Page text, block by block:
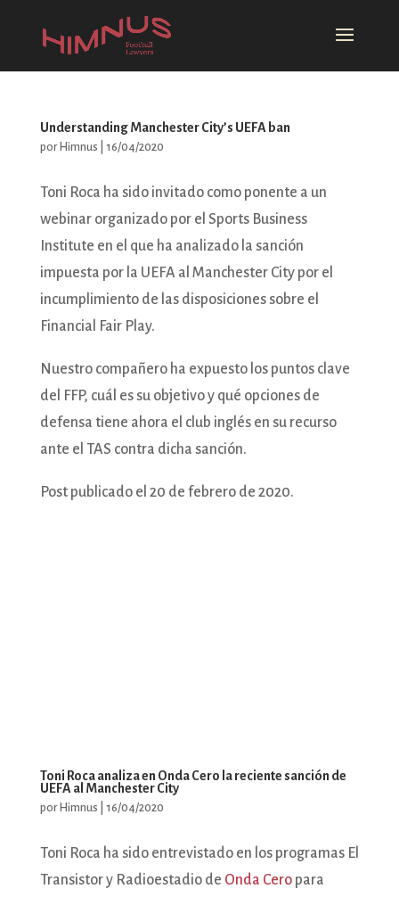
Understanding Manchester City’s UEFA ban
por Himnus 16/04/2020
Toni Roca ha sido invitado como ponente a un
webinar organizado por el Sports Business
Institute en el que ha analizado la sanción
impuesta por la UEFA al Manchester City por el
incumplimiento de las disposiciones sobre el
Financial Fair Play.
Nuestro compañero ha expuesto los puntos clave
del FFP, cuál es su objetivo y qué opciones de
defensa tiene ahora el club inglés en su recurso
ante el TAS contra dicha sanción.
Post publicado el 20 de febrero de 2020.
Toni Roca analiza en Onda Cero la reciente sanción de
UEFA al Manchester City
por Himnus 16/04/2020
Toni Roca ha sido entrevistado en los programas El
Transistor y Radioestadio de Onda Ceropara